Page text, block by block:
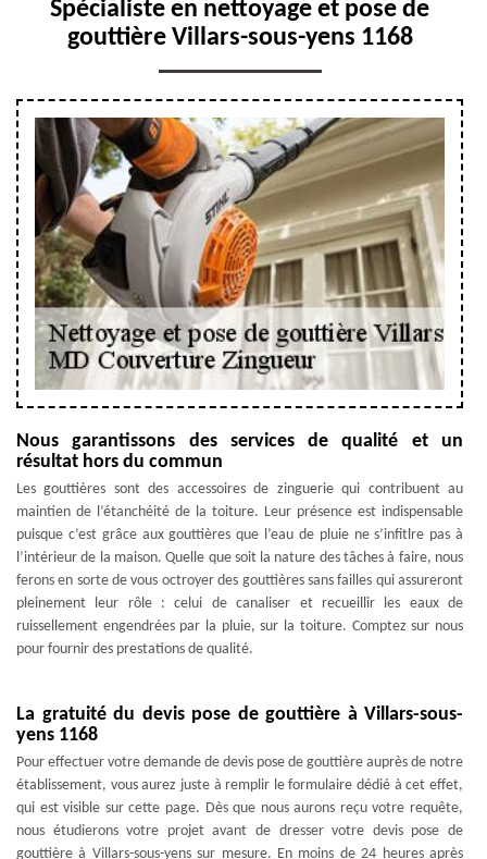
Spécialiste en nettoyage et pose de
gouttière Villars-sous-yens 1168
Nous garantissons des services de qualité et un
résultat hors du commun
Les gouttières sont des accessoires de zinguerie qui contribuent au
maintien de l’étanchéité de la toiture. Leur présence est indispensable
puisque c’est grâce aux gouttières que l’eau de pluie ne s’infitlre pas à
l’intérieur de la maison. Quelle que soit la nature des tâches à faire, nous
ferons en sorte de vous octroyer des gouttières sans failles qui assureront
pleinement leur rôle : celui de canaliser et recueillir les eaux de
ruissellement engendrées par la pluie, sur la toiture. Comptez sur nous
pour fournir des prestations de qualité.
La gratuité du devis pose de gouttière à Villars-sous-
yens 1168
Pour effectuer votre demande de devis pose de gouttière auprès de notre
établissement, vous aurez juste à remplir le formulaire dédié à cet effet,
qui est visible sur cette page. Dès que nous aurons reçu votre requête,
nous étudierons votre projet avant de dresser votre devis pose de
gouttière à Villars-sous-yens sur mesure. En moins de 24 heures après